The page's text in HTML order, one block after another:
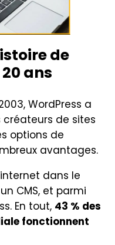
de
ans
WordPress a
de sites
options de
avantages.
internet dans le
CMS, et parmi
En tout, 43 % des
fonctionnent